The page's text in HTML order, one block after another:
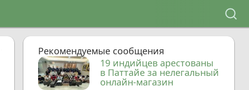
Рекомендуемые сообщения
19 индийцев арестованы
в Паттайе за нелегальный
онлайн-магазин